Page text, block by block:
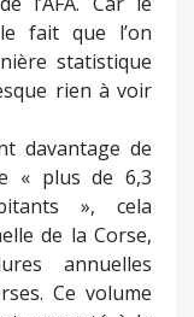
fait que l’on
statistique
rien à voir
davantage de
« plus de 6,3
», cela
de la Corse,
annuelles
Ce volume